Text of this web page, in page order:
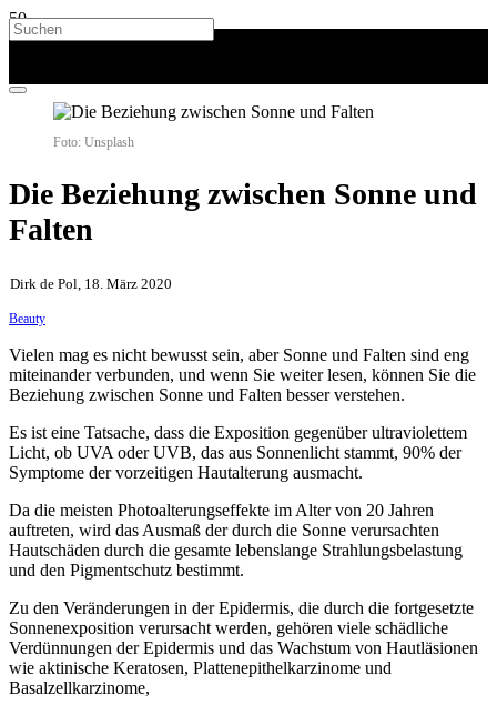
Foto: Unsplash
Die Beziehung zwischen Sonne und
Falten
Dirk de Pol, 18. März 2020
Beauty
Vielen mag es nicht bewusst sein, aber Sonne und Falten sind eng
miteinander verbunden, und wenn Sie weiter lesen, können Sie die
Beziehung zwischen Sonne und Falten besser verstehen.
Es ist eine Tatsache, dass die Exposition gegenüber ultraviolettem
Licht, ob UVA oder UVB, das aus Sonnenlicht stammt, 90% der
Symptome der vorzeitigen Hautalterung ausmacht.
Da die meisten Photoalterungseffekte im Alter von 20 Jahren
auftreten, wird das Ausmaß der durch die Sonne verursachten
Hautschäden durch die gesamte lebenslange Strahlungsbelastung
und den Pigmentschutz bestimmt.
Zu den Veränderungen in der Epidermis, die durch die fortgesetzte
Sonnenexposition verursacht werden, gehören viele schädliche
Verdünnungen der Epidermis und das Wachstum von Hautläsionen
wie aktinische Keratosen, Plattenepithelkarzinome und
Basalzellkarzinome,